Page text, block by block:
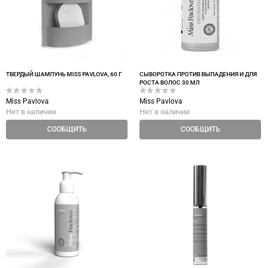
ТВЕРДЫЙ ШАМПУНЬ MISS PAVLOVA, 60 Г
Miss Pavlova
Нет в наличии
СООБЩИТЬ
СЫВОРОТКА ПРОТИВ ВЫПАДЕНИЯ И ДЛЯ
РОСТА ВОЛОС 30 МЛ
Miss Pavlova
Нет в наличии
СООБЩИТЬ